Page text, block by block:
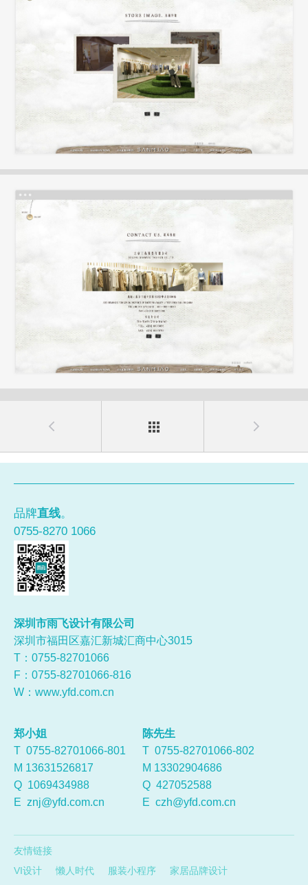
品牌直线。
0755-8270 1066
深圳市雨飞设计有限公司
深圳市福田区嘉汇新城汇商中心3015
T：0755-82701066
F：0755-82701066-816
W： www.yfd.com.cn
郑小姐
T 0755-82701066-801
M 13631526817
Q 1069434988
E znj@yfd.com.cn
陈先生
T 0755-82701066-802
M 13302904686
Q 427052588
E czh@yfd.com.cn
友情链接
VI设计
懒人时代 服装小程序 家居品牌设计